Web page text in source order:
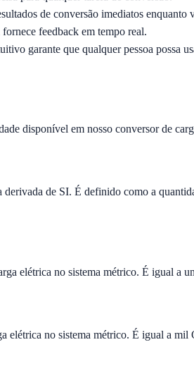
de conversão imediatos
feedback em tempo real.
garante que qualquer pessoa possa
disponível em nosso conversor de
de SI. É definido como a
elétrica no sistema métrico. É igual a
elétrica no sistema métrico. É igual a mil